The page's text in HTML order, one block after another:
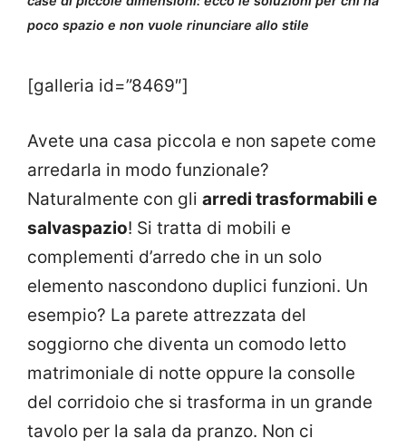
poco spazio e non vuole rinunciare allo stile
[galleria id=”8469″]
Avete una casa piccola e non sapete come
arredarla in modo funzionale?
Naturalmente con gli arredi trasformabili e
salvaspazio! Si tratta di mobili e
complementi d’arredo che in un solo
elemento nascondono duplici funzioni. Un
esempio? La parete attrezzata del
soggiorno che diventa un comodo letto
matrimoniale di notte oppure la consolle
del corridoio che si trasforma in un grande
tavolo per la sala da pranzo. Non ci